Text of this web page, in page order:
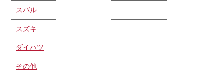
スバル
スズキ
ダイハツ
その他